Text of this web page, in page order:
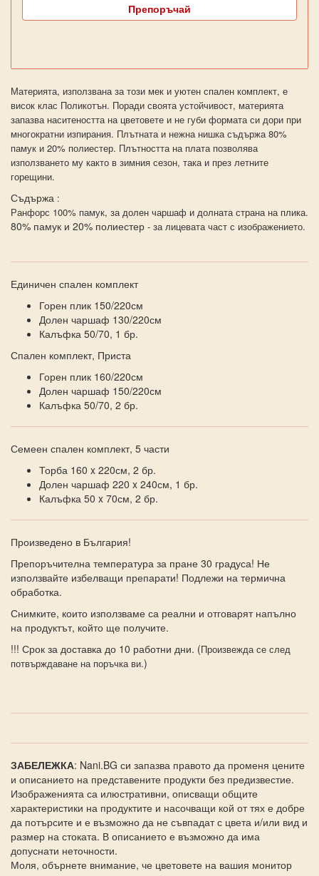
Препоръчай
Материята, използвана за този мек и уютен спален комплект, е
висок клас Поликотън. Поради своята устойчивост, материята
запазва наситеността на цветовете и не губи формата си дори при
многократни изпирания. Плътната и нежна нишка съдържа 80%
памук и 20% полиестер. Плътността на плата позволява
използването му както в зимния сезон, така и през летните
горещини.
Съдържа :
Ранфорс 100% памук, за долен чаршаф и долната страна на плика.
80% памук и 20% полиестер - за лицевата част с изображението.
Единичен спален комплект
Горен плик 150/220см
Долен чаршаф 130/220см
Калъфка 50/70, 1 бр.
Спален комплект, Приста
Горен плик 160/220см
Долен чаршаф 150/220см
Калъфка 50/70, 2 бр.
Семеен спален комплект, 5 части
Торба 160 x 220см, 2 бр.
Долен чаршаф 220 x 240см, 1 бр.
Калъфка 50 x 70см, 2 бр.
Произведено в България!
Препоръчителна температура за пране 30 градуса! Не
използвайте избелващи препарати! Подлежи на термична
обработка.
Снимките, които използваме са реални и отговарят напълно
на продуктът, който ще получите.
!!! Срок за доставка до 10 работни дни. (Произвежда се след
потвърждаване на поръчка ви.)
ЗАБЕЛЕЖКА: Nani.BG си запазва правото да променя цените
и описанието на представените продукти без предизвестие.
Изображенията са илюстративни, описващи общите
характеристики на продуктите и насочващи кой от тях е добре
да потърсите и е възможно да не съвпадат с цвета и/или вид и
размер на стоката. В описанието е възможно да има
допуснати неточности.
Моля, обърнете внимание, че цветовете на вашия монитор